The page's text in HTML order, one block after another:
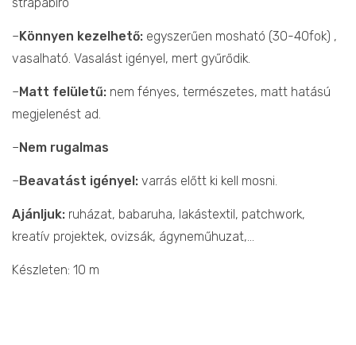
–Könnyen kezelhető: egyszerűen mosható (30-40fok) ,
vasalható. Vasalást igényel, mert gyűrődik.
–Matt felületű: nem fényes, természetes, matt hatású
megjelenést ad.
–Nem rugalmas
–Beavatást igényel: varrás előtt ki kell mosni.
Ajánljuk: ruházat, babaruha, lakástextil, patchwork,
kreatív projektek, ovizsák, ágyneműhuzat,…
Készleten: 10 m